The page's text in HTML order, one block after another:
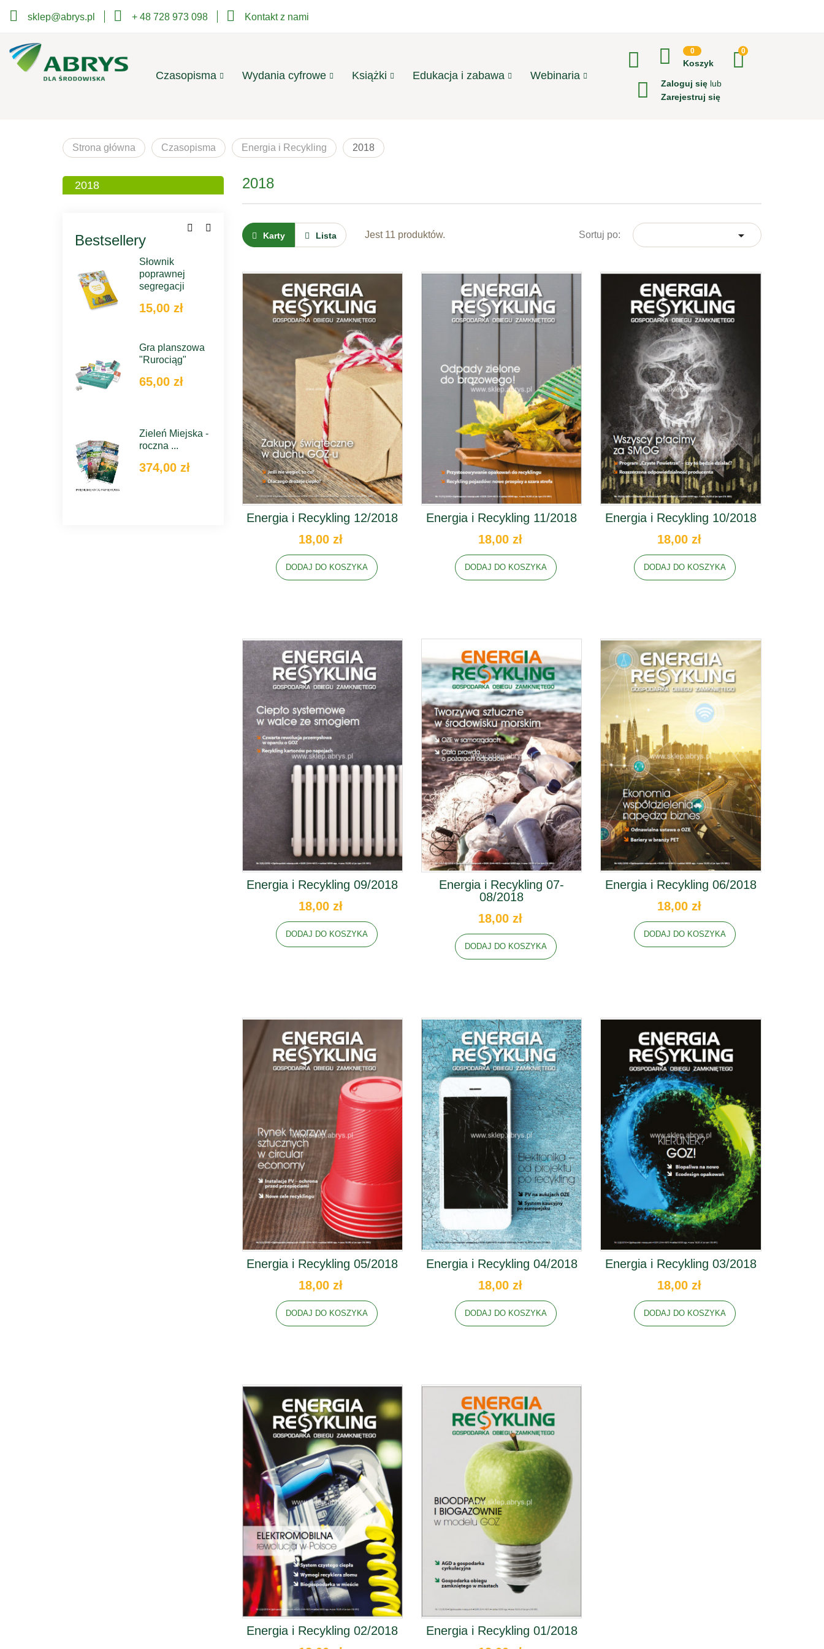
sklep@abrys.pl + 48 728 973 098 Kontakt z nami
0
Koszyk
0
Zaloguj się lub
Zarejestruj się
Czasopisma Wydania cyfrowe Książki Edukacja i zabawa Webinaria
Strona główna Czasopisma Energia i Recykling 2018
2018
Bestsellery
Słownik
poprawnej
segregacji
15,00 zł
Gra planszowa
"Rurociąg"
65,00 zł
Zieleń Miejska -
roczna ...
374,00 zł
półroczna ...
204,00 zł
Zieleń Miejska -
roczna ...
297,00 zł
e-wydanie
Zieleń Miejska
03/2025
24,00 zł
Zieleń Miejska
01/2025
24,00 zł
18,00 zł
2018
Karty Lista Jest 11 produktów. Sortuj po: 
Energia i Recykling 12/2018
18,00 zł
DODAJ DO KOSZYKA
Energia i Recykling 11/2018
18,00 zł
DODAJ DO KOSZYKA
Energia i Recykling 10/2018
18,00 zł
DODAJ DO KOSZYKA
Energia i Recykling 09/2018
18,00 zł
DODAJ DO KOSZYKA
Energia i Recykling 07-
08/2018
18,00 zł
DODAJ DO KOSZYKA
Energia i Recykling 06/2018
18,00 zł
DODAJ DO KOSZYKA
Energia i Recykling 05/2018
18,00 zł
DODAJ DO KOSZYKA
Energia i Recykling 04/2018
18,00 zł
DODAJ DO KOSZYKA
Energia i Recykling 03/2018
18,00 zł
DODAJ DO KOSZYKA
Energia i Recykling 02/2018
Energia i Recykling 01/2018